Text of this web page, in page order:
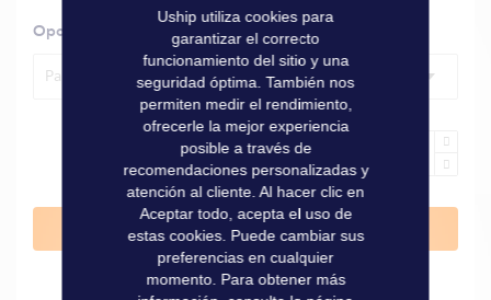
Opciones
Para brida a.120 mm
Añadir al carrito
Uship utiliza cookies para
garantizar el correcto
funcionamiento del sitio y una
seguridad óptima. También nos
permiten medir el rendimiento,
ofrecerle la mejor experiencia
posible a través de
recomendaciones personalizadas y
atención al cliente. Al hacer clic en
Aceptar todo, acepta el uso de
estas cookies. Puede cambiar sus
preferencias en cualquier
momento. Para obtener más